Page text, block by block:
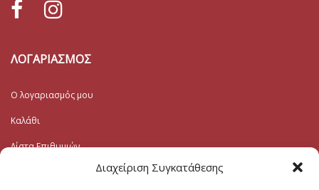
Διαχείριση Συγκατάθεσης
ΛΟΓΑΡΙΑΣΜΟΣ
Ο λογαριασμός μου
Καλάθι
Λίστα Επιθυμιών